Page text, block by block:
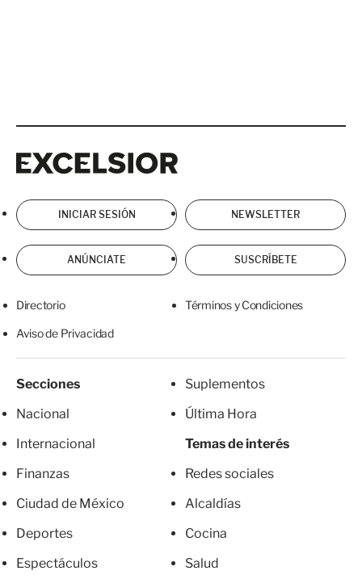
INICIAR SESIÓN NEWSLETTER
ANÚNCIATE SUSCRÍBETE
Directorio Términos y Condiciones
Aviso de Privacidad
Secciones
Nacional
Internacional
Finanzas
Ciudad de México
Deportes
Espectáculos
Suplementos
Última Hora
Temas de interés
Redes sociales
Alcaldías
Cocina
Salud